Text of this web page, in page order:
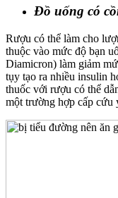
Đồ uống có
Rượu có thể làm cho
thuộc vào mức độ bạn
Diamicron) làm giảm
tụy tạo ra nhiều insulin
thuốc với rượu có thể
một trường hợp cấp cứu